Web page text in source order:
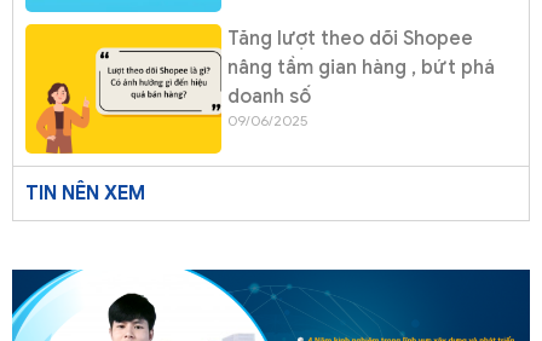
Tăng lượt theo dõi Shopee
nâng tầm gian hàng , bứt phá
doanh số
09/06/2025
TIN NÊN XEM